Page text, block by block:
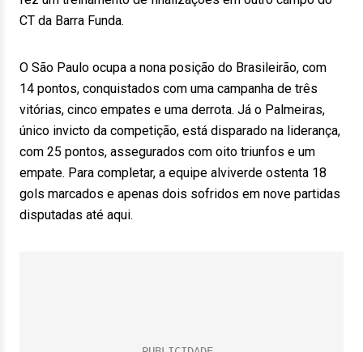
CT da Barra Funda.
O São Paulo ocupa a nona posição do Brasileirão, com
14 pontos, conquistados com uma campanha de três
vitórias, cinco empates e uma derrota. Já o Palmeiras,
único invicto da competição, está disparado na liderança,
com 25 pontos, assegurados com oito triunfos e um
empate. Para completar, a equipe alviverde ostenta 18
gols marcados e apenas dois sofridos em nove partidas
disputadas até aqui.